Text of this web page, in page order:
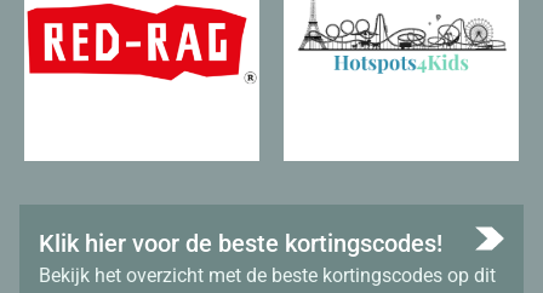
Klik hier voor de beste kortingscodes!
Bekijk het overzicht met de beste kortingscodes op dit